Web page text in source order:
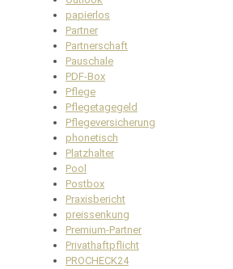
papierlos
Partner
Partnerschaft
Pauschale
PDF-Box
Pflege
Pflegetagegeld
Pflegeversicherung
phonetisch
Platzhalter
Pool
Postbox
Praxisbericht
preissenkung
Premium-Partner
Privathaftpflicht
PROCHECK24